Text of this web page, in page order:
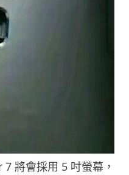
將會採用 5 吋螢幕，